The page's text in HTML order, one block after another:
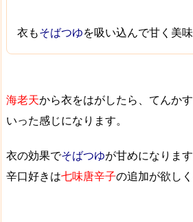
衣もそばつゆを吸い込んで甘く美
海老天から衣をはがしたら、 てんか
いった感じになります。
衣の効果でそばつゆが甘めになります
辛口好きは七味唐辛子の追加が欲しく